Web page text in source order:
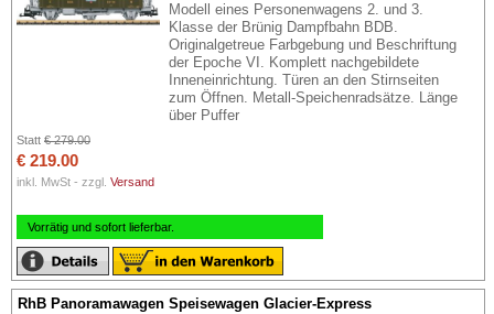
Modell eines Personenwagens 2. und 3.
Klasse der Brünig Dampfbahn BDB.
Originalgetreue Farbgebung und Beschriftung
der Epoche VI. Komplett nachgebildete
Inneneinrichtung. Türen an den Stirnseiten
zum Öffnen. Metall-Speichenradsätze. Länge
über Puffer
Statt € 279.00
€ 219.00
inkl. MwSt - zzgl. Versand
Vorrätig und sofort lieferbar.
RhB Panoramawagen Speisewagen Glacier-Express